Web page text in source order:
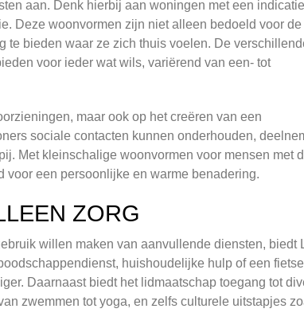
aan. Denk hierbij aan woningen met een
Deze woonvormen zijn niet alleen bedoeld voor
te bieden waar ze zich thuis voelen. De
voor ieder wat wils, variërend van een- tot
maar ook op het creëren van een
sociale contacten kunnen onderhouden,
Met kleinschalige woonvormen voor mensen met
voor een persoonlijke en warme benadering.
ZORG
willen maken van aanvullende diensten, biedt
huishoudelijke hulp of een
Daarnaast biedt het lidmaatschap toegang tot
zwemmen tot yoga, en zelfs culturele uitstapjes